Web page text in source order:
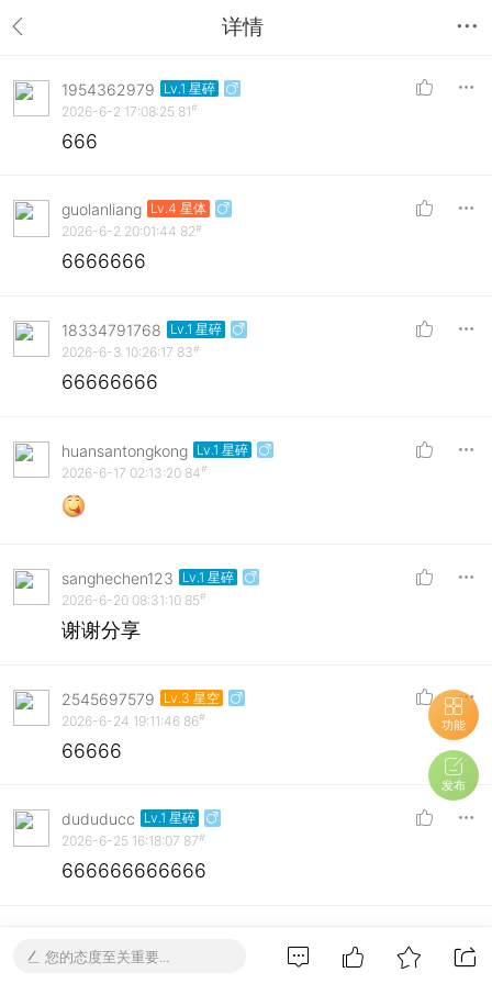
详情
1954362979
Lv.1 星碎
2026-6-2 17:08:25 81#
666
guolanliang Lv.4 星体
2026-6-2 20:01:44 82#
6666666
18334791768
Lv.1 星碎
2026-6-3 10:26:17 83#
66666666
huansantongkong Lv.1 星碎
2026-6-17 02:13:20 84#
sanghechen123
Lv.1 星碎
2026-6-20 08:31:10 85#
谢谢分享
2545697579
Lv.3 星空
2026-6-24 19:11:46 86#
66666
dududucc
Lv.1 星碎
2026-6-25 16:18:07 87#
666666666666
2026-6-29 19:16:45
您的态度至关重要...
功能
发布